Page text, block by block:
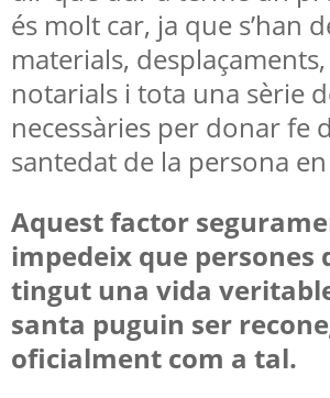
és molt car, ja que s’han
materials,
notarials i tota una sèrie
necessàries per donar fe
santedat de la persona
Aquest factor
impedeix que persones
tingut una vida
santa puguin ser
oficialment com a tal.